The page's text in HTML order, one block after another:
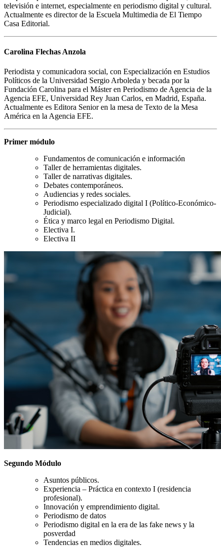
televisión e internet, especialmente en periodismo digital y cultural.
Actualmente es director de la Escuela Multimedia de El Tiempo
Casa Editorial.
Carolina Flechas Anzola
Periodista y comunicadora social, con Especialización en Estudios
Políticos de la Universidad Sergio Arboleda y becada por la
Fundación Carolina para el Máster en Periodismo de Agencia de la
Agencia EFE, Universidad Rey Juan Carlos, en Madrid, España.
Actualmente es Editora Senior en la mesa de Texto de la Mesa
América en la Agencia EFE.
Primer módulo
Fundamentos de comunicación e información
Taller de herramientas digitales.
Taller de narrativas digitales.
Debates contemporáneos.
Audiencias y redes sociales.
Periodismo especializado digital I (Político-Económico-
Judicial).
Ética y marco legal en Periodismo Digital.
Electiva I.
Electiva II
Segundo Módulo
Asuntos públicos.
Experiencia – Práctica en contexto I (residencia
profesional).
Innovación y emprendimiento digital.
Periodismo de datos
Periodismo digital en la era de las fake news y la
posverdad
Tendencias en medios digitales.